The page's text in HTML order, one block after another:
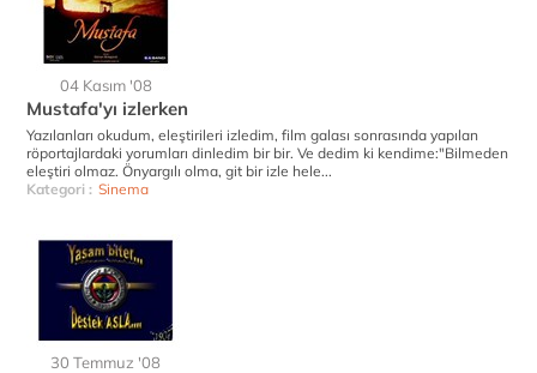
04 Kasım '08
Mustafa'yı izlerken
Yazılanları okudum, eleştirileri izledim, film galası sonrasında yapılan
röportajlardaki yorumları dinledim bir bir. Ve dedim ki kendime:"Bilmeden
eleştiri olmaz. Önyargılı olma, git bir izle hele...
Kategori : Sinema
30 Temmuz '08